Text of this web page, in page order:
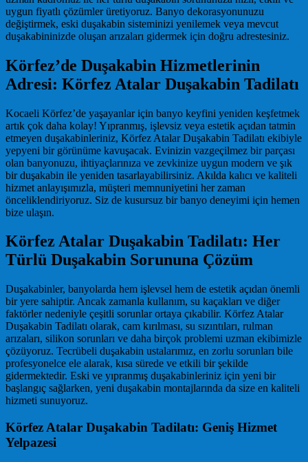
uygun fiyatlı çözümler üretiyoruz. Banyo dekorasyonunuzu
değiştirmek, eski duşakabin sisteminizi yenilemek veya mevcut
duşakabininizde oluşan arızaları gidermek için doğru adrestesiniz.
Körfez’de Duşakabin Hizmetlerinin
Adresi: Körfez Atalar Duşakabin Tadilatı
Kocaeli Körfez’de yaşayanlar için banyo keyfini yeniden keşfetmek
artık çok daha kolay! Yıpranmış, işlevsiz veya estetik açıdan tatmin
etmeyen duşakabinleriniz, Körfez Atalar Duşakabin Tadilatı ekibiyle
yepyeni bir görünüme kavuşacak. Evinizin vazgeçilmez bir parçası
olan banyonuzu, ihtiyaçlarınıza ve zevkinize uygun modern ve şık
bir duşakabin ile yeniden tasarlayabilirsiniz. Akılda kalıcı ve kaliteli
hizmet anlayışımızla, müşteri memnuniyetini her zaman
önceliklendiriyoruz. Siz de kusursuz bir banyo deneyimi için hemen
bize ulaşın.
Körfez Atalar Duşakabin Tadilatı: Her
Türlü Duşakabin Sorununa Çözüm
Duşakabinler, banyolarda hem işlevsel hem de estetik açıdan önemli
bir yere sahiptir. Ancak zamanla kullanım, su kaçakları ve diğer
faktörler nedeniyle çeşitli sorunlar ortaya çıkabilir. Körfez Atalar
Duşakabin Tadilatı olarak, cam kırılması, su sızıntıları, rulman
arızaları, silikon sorunları ve daha birçok problemi uzman ekibimizle
çözüyoruz. Tecrübeli duşakabin ustalarımız, en zorlu sorunları bile
profesyonelce ele alarak, kısa sürede ve etkili bir şekilde
gidermektedir. Eski ve yıpranmış duşakabinleriniz için yeni bir
başlangıç sağlarken, yeni duşakabin montajlarında da size en kaliteli
hizmeti sunuyoruz.
Körfez Atalar Duşakabin Tadilatı: Geniş Hizmet
Yelpazesi